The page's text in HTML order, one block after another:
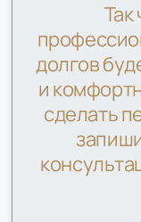
Так
долгов
и
сделать